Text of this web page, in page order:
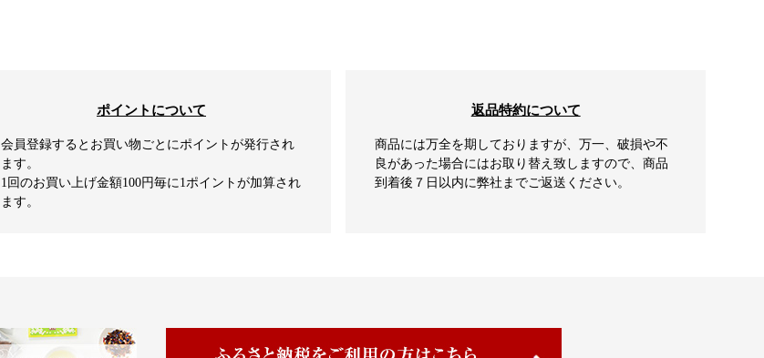
ポイントについて
会員登録するとお買い物ごとにポイントが発行され
ます。
1回のお買い上げ金額100円毎に1ポイントが加算され
ます。
返品特約について
商品には万全を期しておりますが、万一、破損や不
良があった場合にはお取り替え致しますので、商品
到着後７日以内に弊社までご返送ください。